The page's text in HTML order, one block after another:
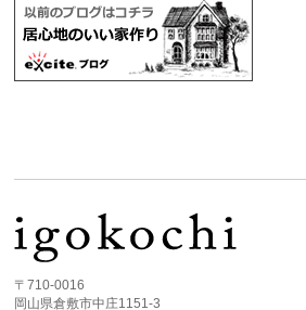
〒710-0016
岡山県倉敷市中庄1151-3